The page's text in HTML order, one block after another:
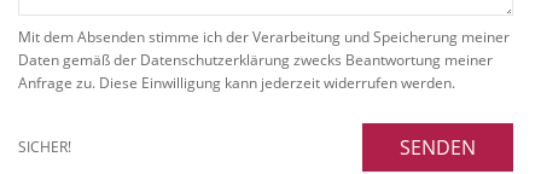
Mit dem Absenden stimme ich der Verarbeitung und Speicherung meiner
Daten gemäß der Datenschutzerklärung zwecks Beantwortung meiner
Anfrage zu. Diese Einwilligung kann jederzeit widerrufen werden.
SICHER! SENDEN